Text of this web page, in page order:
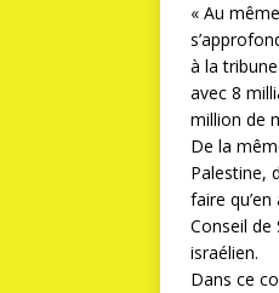
« Au
à la
avec 8
million de
De la
Palestine,
faire
Conseil
israélien.
Dans ce